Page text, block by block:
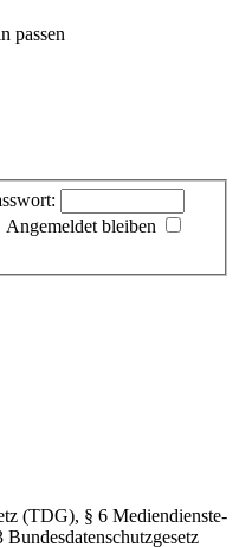
passen
Angemeldet bleiben
(TDG), § 6 Mediendienste-